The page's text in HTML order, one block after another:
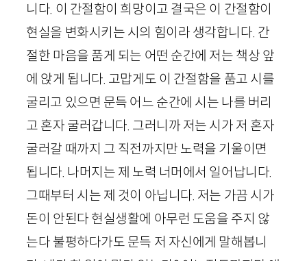
니다. 이 간절함이 희망이고 결국은 이 간절함이
현실을 변화시키는 시의 힘이라 생각합니다. 간
절한 마음을 품게 되는 어떤 순간에 저는 책상 앞
에 앉게 됩니다. 고맙게도 이 간절함을 품고 시를
굴리고 있으면 문득 어느 순간에 시는 나를 버리
고 혼자 굴러갑니다. 그러니까 저는 시가 저 혼자
굴러갈 때까지 그 직전까지만 노력을 기울이면
됩니다. 나머지는 제 노력 너머에서 일어납니다.
그때부터 시는 제 것이 아닙니다. 저는 가끔 시가
돈이 안된다 현실생활에 아무런 도움을 주지 않
는다 불평하다가도 문득 저 자신에게 말해봅니